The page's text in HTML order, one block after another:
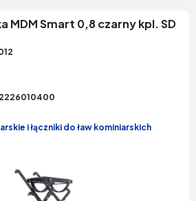
MDM Smart 0,8 czarny kpl. SD
i łączniki do ław kominiarskich